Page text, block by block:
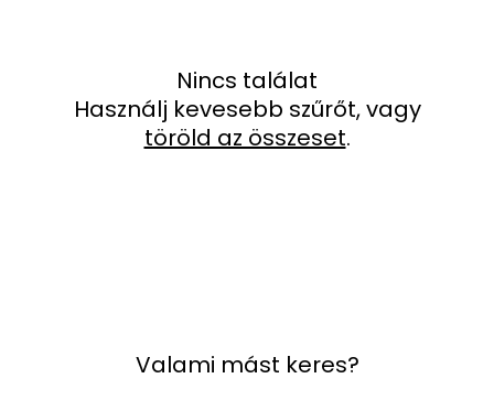
Nincs találat
Használj kevesebb szűrőt, vagy
töröld az összeset.
Valami mást keres?